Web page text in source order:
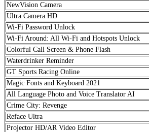
NewVision Camera
Ultra Camera HD
Wi-Fi Password Unlock
Wi-Fi Around: All Wi-Fi and Hotspots Unlock
Colorful Call Screen & Phone Flash
Waterdrinker Reminder
GT Sports Racing Online
Magic Fonts and Keyboard 2021
All Language Photo and Voice Translator AI
Crime City: Revenge
Reface Ultra
Projector HD/AR Video Editor